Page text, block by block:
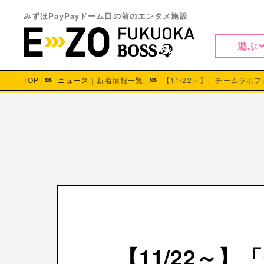
みずほPayPayドーム目の前のエンタメ施設
遊ぶ
TOP ニュース｜新着情報一覧 【11/22～】「チームラボ
【11/22～】